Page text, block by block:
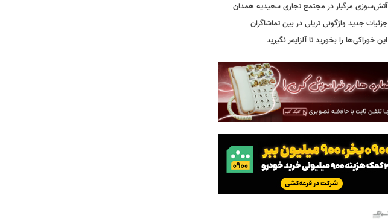
آتش‌سوزی مرگبار در مجتمع تجاری سعیدیه همدان
جزئیات جدید واژگونی تریلی در بین تماشاگران
این خوراکی‌ها را بخورید تا آلزایمر نگیرید